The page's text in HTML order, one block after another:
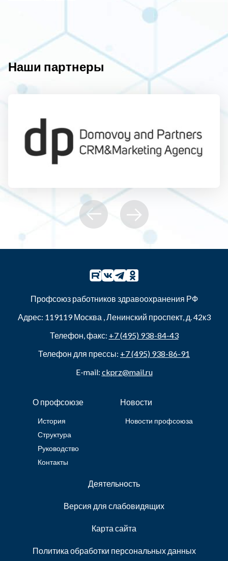
Наши партнеры
Профсоюз работников здравоохранения РФ
Адрес: 119119Москва ,Ленинский проспект, д. 42к3
Телефон, факс: +7 (495) 938-84-43
Телефон для прессы: +7 (495) 938-86-91
E-mail: ckprz@mail.ru
О профсоюзе
История
Структура
Руководство
Контакты
Новости
Новости профсоюза
Деятельность
Версия для слабовидящих
Карта сайта
Политика обработки персональных данных